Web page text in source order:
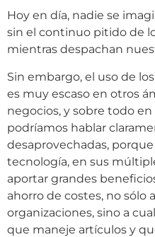
Hoy en día, nadie se
sin el continuo pitido de
mientras despachan
Sin embargo, el uso de
es muy escaso en otros
negocios, y sobre todo en
podríamos hablar
desaprovechadas,
tecnología, en sus
aportar grandes
ahorro de costes, no sólo
organizaciones, sino a
que maneje artículos y